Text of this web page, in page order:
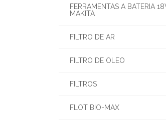
FERRAMENTAS
FERRAMENTAS A BATERIA 18V
MAKITA
FILTRO DE AR
FILTRO DE OLEO
FILTROS